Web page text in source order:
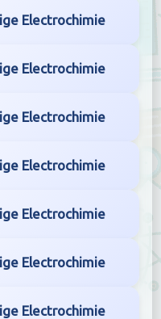
Electrochimie
Electrochimie
Electrochimie
Electrochimie
Electrochimie
Electrochimie
Electrochimie